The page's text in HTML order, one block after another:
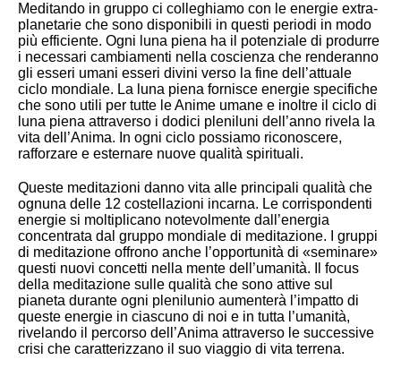
Meditando in gruppo ci colleghiamo con le energie extra-
planetarie che sono disponibili in questi periodi in modo
più efficiente. Ogni luna piena ha il potenziale di produrre
i necessari cambiamenti nella coscienza che renderanno
gli esseri umani esseri divini verso la fine dell’attuale
ciclo mondiale. La luna piena fornisce energie specifiche
che sono utili per tutte le Anime umane e inoltre il ciclo di
luna piena attraverso i dodici pleniluni dell’anno rivela la
vita dell’Anima. In ogni ciclo possiamo riconoscere,
rafforzare e esternare nuove qualità spirituali.
Queste meditazioni danno vita alle principali qualità che
ognuna delle 12 costellazioni incarna. Le corrispondenti
energie si moltiplicano notevolmente dall’energia
concentrata dal gruppo mondiale di meditazione. I gruppi
di meditazione offrono anche l’opportunità di «seminare»
questi nuovi concetti nella mente dell’umanità. Il focus
della meditazione sulle qualità che sono attive sul
pianeta durante ogni plenilunio aumenterà l’impatto di
queste energie in ciascuno di noi e in tutta l’umanità,
rivelando il percorso dell’Anima attraverso le successive
crisi che caratterizzano il suo viaggio di vita terrena.